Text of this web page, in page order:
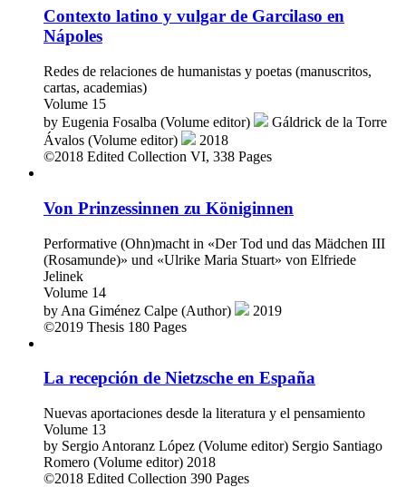
Contexto latino y vulgar de Garcilaso en
Nápoles
Redes de relaciones de humanistas y poetas (manuscritos,
cartas, academias)
Volume 15
by Eugenia Fosalba (Volume editor)
Gáldrick de la Torre
Ávalos (Volume editor)
2018
©2018 Edited Collection VI, 338 Pages
Von Prinzessinnen zu Königinnen
Performative (Ohn)macht in «Der Tod und das Mädchen III
(Rosamunde)» und «Ulrike Maria Stuart» von Elfriede
Jelinek
Volume 14
by Ana Giménez Calpe (Author)
2019
©2019 Thesis 180 Pages
La recepción de Nietzsche en España
Nuevas aportaciones desde la literatura y el pensamiento
Volume 13
by Sergio Antoranz López (Volume editor) Sergio Santiago
Romero (Volume editor) 2018
©2018 Edited Collection 390 Pages